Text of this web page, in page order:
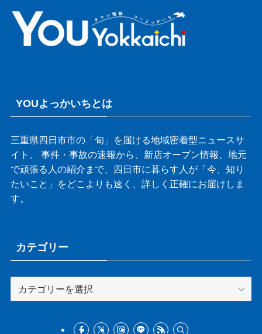
YOUよっかいちとは
三重県四日市市の「旬」を届ける地域密着型ニュースサ
イト。 事件・事故の速報から、新店オープン情報、地元
で頑張る人の紹介まで、四日市に暮らす人が「今、知り
たいこと」をどこよりも速く、詳しく正確にお届けしま
す。
カテゴリー
テ